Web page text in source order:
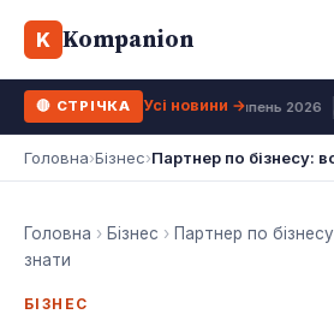
K Kompanion
Калькулятор МФО
Усі 10 МФО →
Життя
Усі види
WhiteBIT
Kuna
Bybit
Усі 10 бірж →
Іпотека
Депозит
Рефінансування
ФОП податки
🔴 СТРІЧКА 24 липень 2026
Усі новини →
Головна›Бізнес›Партнер по бізнесу:
Головна › Бізнес › Партнер по
знати
БІЗНЕС